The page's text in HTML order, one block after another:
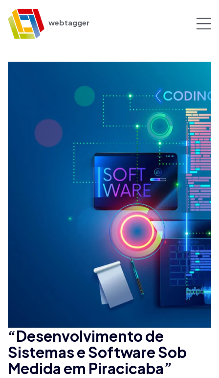
webtagger
“Desenvolvimento de
Sistemas e Software Sob
Medida em Piracicaba”